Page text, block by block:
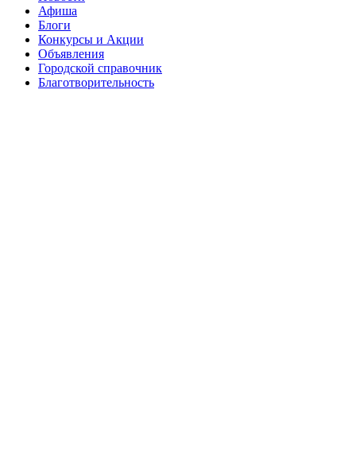
Афиша
Блоги
Конкурсы и Акции
Объявления
Городской справочник
Благотворительность